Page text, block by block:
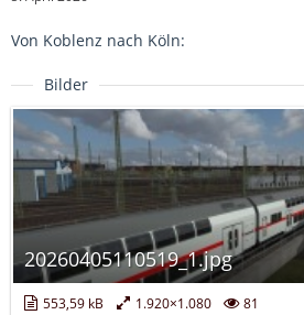
Von Koblenz nach Köln:
Bilder
20260405110519_1.jpg
553,59 kB 1.920×1.080 81